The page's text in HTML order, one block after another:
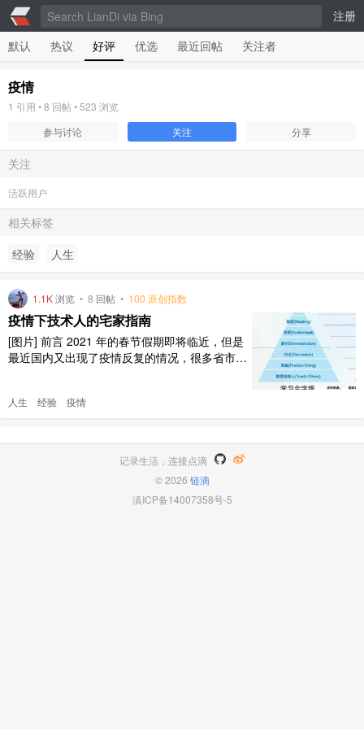
注册
默认
热议 好评 优选 最近回帖 关注者
疫情
1 引用 •8 回帖 •523 浏览
参与讨论
关注 分享
关注
活跃用户
相关标签
经验
人生
1.1K浏览 • 8 回帖 • 100 原创指数
疫情下技术人的宅家指南
[图片] 前言 2021 年的春节假期即将临近，但是
最近国内又出现了疫情反复的情况，很多省市都
作为一名技术宅，虽说疫情对我的影响可以忽略
人生 经验 疫情
记录生活，连接点滴
© 2026 链滴
滇ICP备14007358号-5